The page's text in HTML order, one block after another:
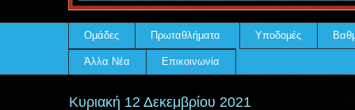
Ομάδες Πρωταθλήματα Υποδομές
Άλλα Νέα Επικοινωνία
Κυριακή 12 Δεκεμβρίου 2021